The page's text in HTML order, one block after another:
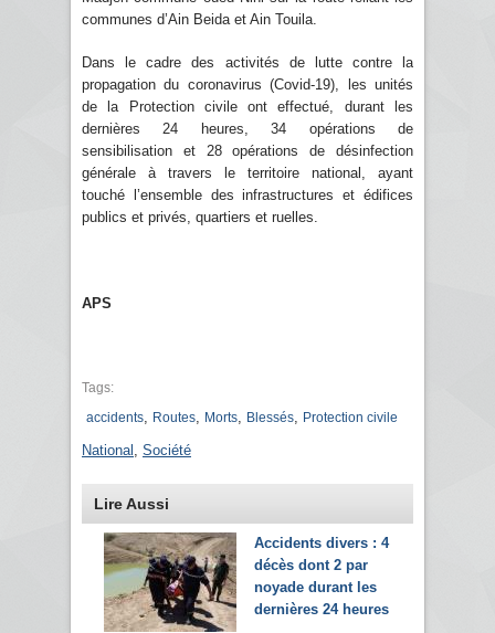
communes d’Ain Beida et Ain Touila.
Dans le cadre des activités de lutte contre la
propagation du coronavirus (Covid-19), les unités
de la Protection civile ont effectué, durant les
dernières 24 heures, 34 opérations de
sensibilisation et 28 opérations de désinfection
générale à travers le territoire national, ayant
touché l’ensemble des infrastructures et édifices
publics et privés, quartiers et ruelles.
APS
Tags:
accidents
Routes Morts Blessés Protection civile
National Société
Lire Aussi
Accidents divers : 4
décès dont 2 par
noyade durant les
dernières 24 heures